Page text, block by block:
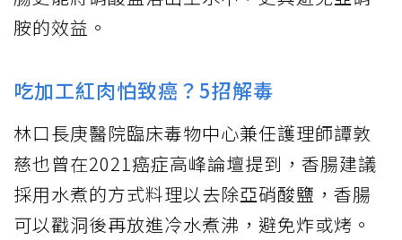
胺的效益。
吃加工紅肉怕致癌？5招解毒
林口長庚醫院臨床毒物中心兼任護理師譚敦
慈也曾在2021癌症高峰論壇提到，香腸建議
採用水煮的方式料理以去除亞硝酸鹽，香腸
可以戳洞後再放進冷水煮沸，避免炸或烤。